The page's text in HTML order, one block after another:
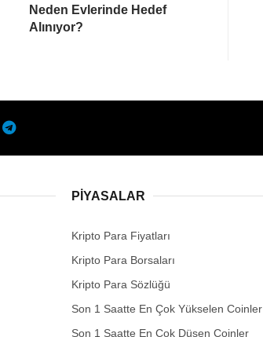
Neden Evlerinde Hedef
Alınıyor?
PIYASALAR
Kripto Para Fiyatları
Kripto Para Borsaları
Kripto Para Sözlüğü
Son 1 Saatte En Çok Yükselen Coinler
Son 1 Saatte En Çok Düşen Coinler